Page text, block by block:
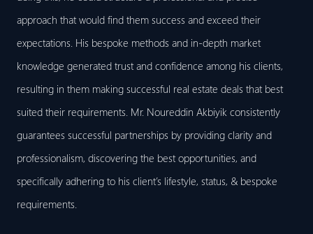
approach that would find them success and exceed their
expectations. His bespoke methods and in-depth market
knowledge generated trust and confidence among his clients,
resulting in them making successful real estate deals that best
suited their requirements. Mr. Noureddin Akbiyik consistently
guarantees successful partnerships by providing clarity and
professionalism, discovering the best opportunities, and
specifically adhering to his client’s lifestyle, status, & bespoke
requirements.